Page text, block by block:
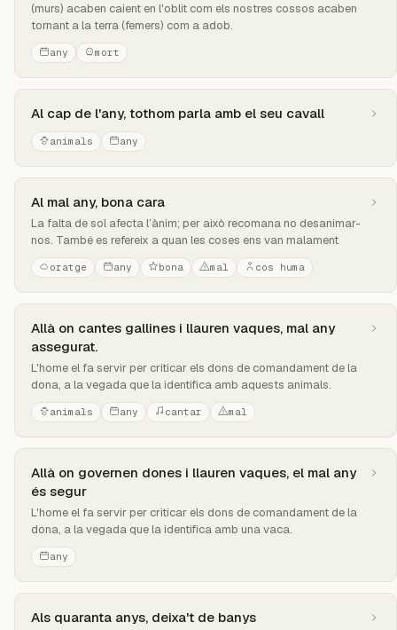
(murs) acaben caient en l'oblit com els nostres cossos acaben
tornant a la terra (femers) com a adob.
any mort
Al cap de l'any, tothom parla amb el seu cavall
animals any
Al mal any, bona cara
La falta de sol afecta l’ànim; per això recomana no desanimar-
nos. També es refereix a quan les coses ens van malament
oratge any bona mal cos huma
Allà on cantes gallines i llauren vaques, mal any
assegurat.
L'home el fa servir per criticar els dons de comandament de la
dona, a la vegada que la identifica amb aquests animals.
animals any cantar mal
Allà on governen dones i llauren vaques, el mal any
és segur
L'home el fa servir per criticar els dons de comandament de la
dona, a la vegada que la identifica amb una vaca.
any
Als quaranta anys, deixa't de banys